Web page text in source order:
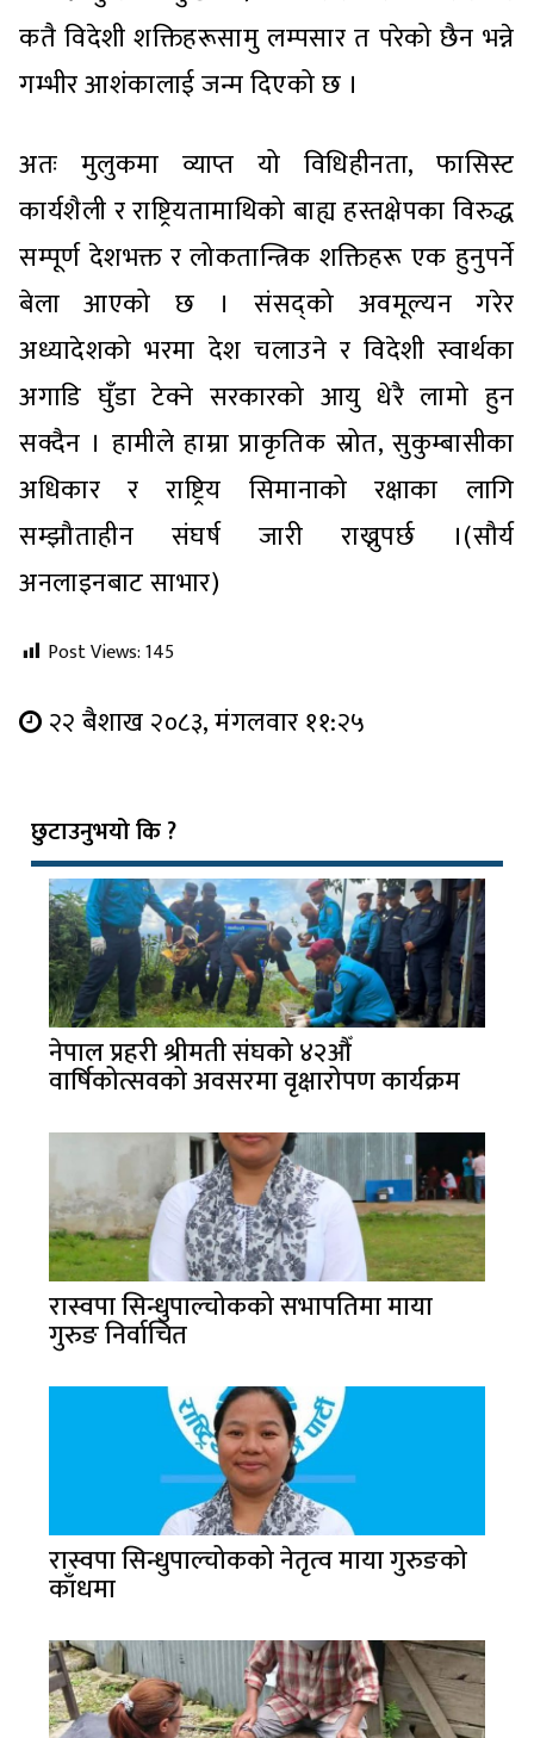
कतै विदेशी शक्तिहरूसामु लम्पसार त परेको छैन भन्ने
गम्भीर आशंकालाई जन्म दिएको छ ।
अतः मुलुकमा व्याप्त यो विधिहीनता, फासिस्ट
कार्यशैली र राष्ट्रियतामाथिको बाह्य हस्तक्षेपका विरुद्ध
सम्पूर्ण देशभक्त र लोकतान्त्रिक शक्तिहरू एक हुनुपर्ने
बेला आएको छ । संसद्को अवमूल्यन गरेर
अध्यादेशको भरमा देश चलाउने र विदेशी स्वार्थका
अगाडि घुँडा टेक्ने सरकारको आयु धेरै लामो हुन
सक्दैन । हामीले हाम्रा प्राकृतिक स्रोत, सुकुम्बासीका
अधिकार र राष्ट्रिय सिमानाको रक्षाका लागि
सम्झौताहीन संघर्ष जारी राख्नुपर्छ ।(सौर्य
अनलाइनबाट साभार)
Post Views:145
२२ बैशाख २०८३, मंगलवार ११:२५
छुटाउनुभयो कि ?
नेपाल प्रहरी श्रीमती संघको ४२औँ
वार्षिकोत्सवको अवसरमा वृक्षारोपण कार्यक्रम
रास्वपा सिन्धुपाल्चोकको सभापतिमा माया
गुरुङ निर्वाचित
रास्वपा सिन्धुपाल्चोकको नेतृत्व माया गुरुङको
काँधमा